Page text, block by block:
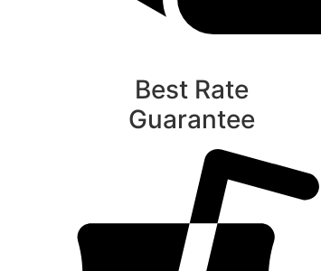
Best Rate
Guarantee